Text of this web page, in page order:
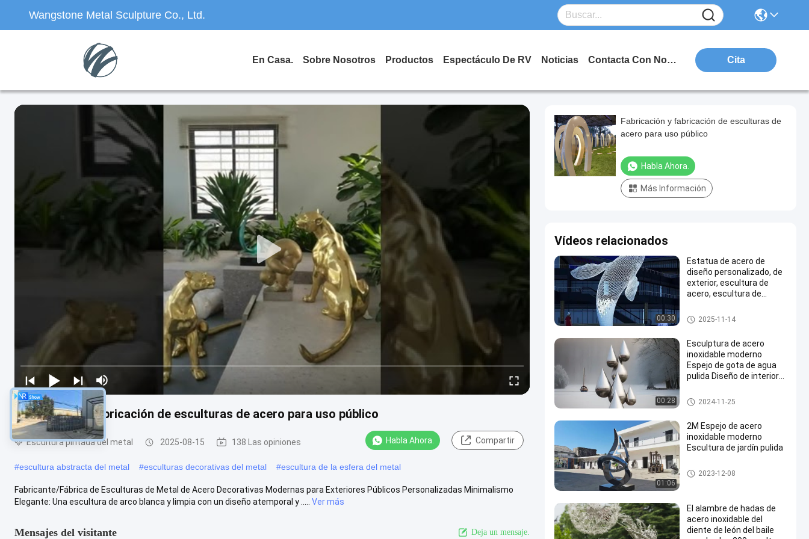
Wangstone Metal Sculpture Co., Ltd.
En Casa. Sobre Nosotros Productos Espectáculo De RV Noticias Contacta Con Nosotros Cita
Fabricación y fabricación de esculturas de acero para uso público
Escultura pintada del metal 2025-08-15 138 Las opiniones Habla Ahora. Compartir
#escultura abstracta del metal #esculturas decorativas del metal #escultura de la esfera del metal
Fabricante/Fábrica de Esculturas de Metal de Acero Decorativas Modernas para Exteriores Públicos Personalizadas Minimalismo
Elegante: Una escultura de arco blanca y limpia con un diseño atemporal y .....
Ver más
Mensajes del visitante Deja un mensaje.
Fabricación y fabricación de esculturas de
acero para uso público
Habla Ahora.
Más Información
Vídeos relacionados
00:30
Estatua de acero de
diseño personalizado, de
exterior, escultura de
acero, escultura de
blanca.
Escultura pintada del metal
2025-11-14
00:28
Esculptura de acero
inoxidable moderno
Espejo de gota de agua
pulida Diseño de interior
personalizada
Ornamentos metálicos
Escultura del acero inoxidable
2024-11-25
01:06
2M Espejo de acero
inoxidable moderno
Escultura de jardín pulida
Escultura del acero inoxidable
2023-12-08
El alambre de hadas de
acero inoxidable del
diente de león del baile